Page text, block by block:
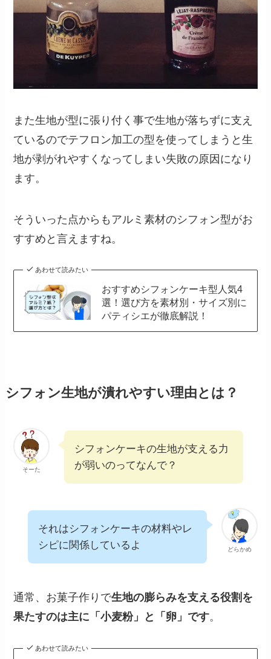
また生地が型に張り付く事で生地が落ちずに支え
ているのでテフロン加工の型を使ってしまうと生
地が剥がれやすくなってしまい失敗の原因になり
ます。
そういった点からもアルミ素材のシフォン型がお
すすめと言えますね。
あわせて読みたい
おすすめシフォンケーキ型人気4
選！選び方を素材別・サイズ別に
パティシエが徹底解説！
シフォン生地が潰れやすい理由とは？
そーた
シフォンケーキの生地が支える力
が弱いのってなんで？
どらかめ
それはシフォンケーキの材料やレ
シピに関係しているよ
通常、お菓子作りで生地の膨らみを支える役割を
果たすのは主に「小麦粉」と「卵」です。
あわせて読みたい